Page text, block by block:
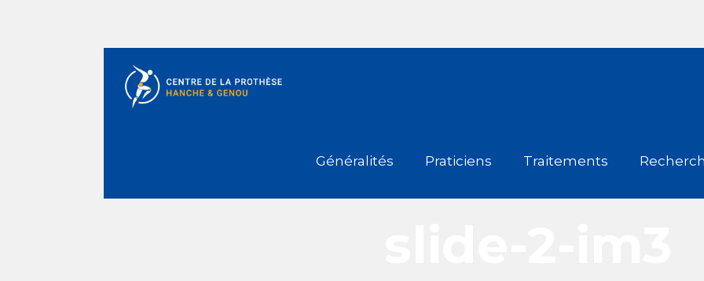
Généralités Praticiens Traitements